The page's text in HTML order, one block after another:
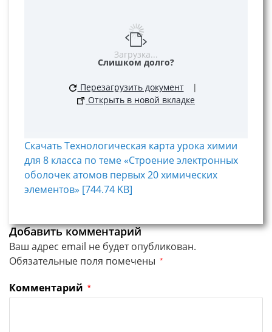
Загрузка...
Слишком долго?
Перезагрузить документ
|
Открыть в новой вкладке
Скачать Технологическая карта урока химии
для 8 класса по теме «Строение электронных
оболочек атомов первых 20 химических
элементов» [744.74 KB]
Добавить комментарий
Ваш адрес email не будет опубликован.
Обязательные поля помечены *
Комментарий *